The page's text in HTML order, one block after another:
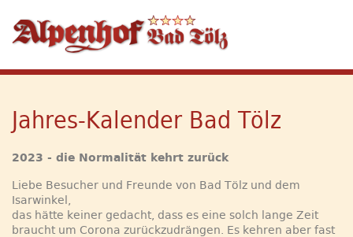
Jahres-Kalender Bad Tölz
2023 - die Normalität kehrt zurück
Liebe Besucher und Freunde von Bad Tölz und dem
Isarwinkel,
das hätte keiner gedacht, dass es eine solch lange Zeit
braucht um Corona zurückzudrängen. Es kehren aber fast